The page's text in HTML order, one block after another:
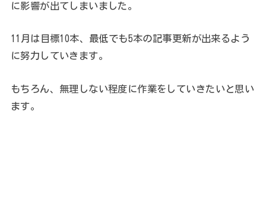
に影響が出てしまいました。
11月は目標10本、最低でも5本の記事更新が出来るよう
に努力していきます。
もちろん、無理しない程度に作業をしていきたいと思い
ます。